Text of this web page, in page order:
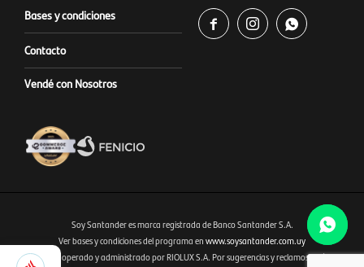
345
Bases y condiciones
Contacto
Vendé con Nosotros
  
Fenicio eCommerce Uruguay
Soy Santander es marca registrada de Banco Santander S.A.
Ver bases y condiciones del programa en www.soysantander.com.uy
Este sitio es operado y administrado por RIOLUX S.A. Por sugerencias y reclamos, diríjase a